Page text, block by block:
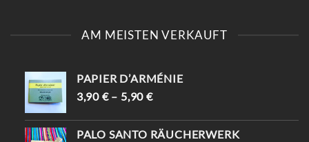
AM MEISTEN VERKAUFT
PAPIER D’ARMÉNIE
3,90 €– 5,90€
PALO SANTO RÄUCHERWERK